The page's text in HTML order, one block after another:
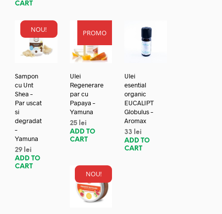
CART
NOU!
Sampon
cu Unt
Shea –
Par uscat
si
degradat
–
Yamuna
29 lei
ADD TO
CART
PROMO
Ulei
Regenerare
par cu
Papaya –
Yamuna
25 lei
ADD TO
CART
Ulei
esential
organic
EUCALIPT
Globulus –
Aromax
33
lei
ADD TO
CART
NOU!